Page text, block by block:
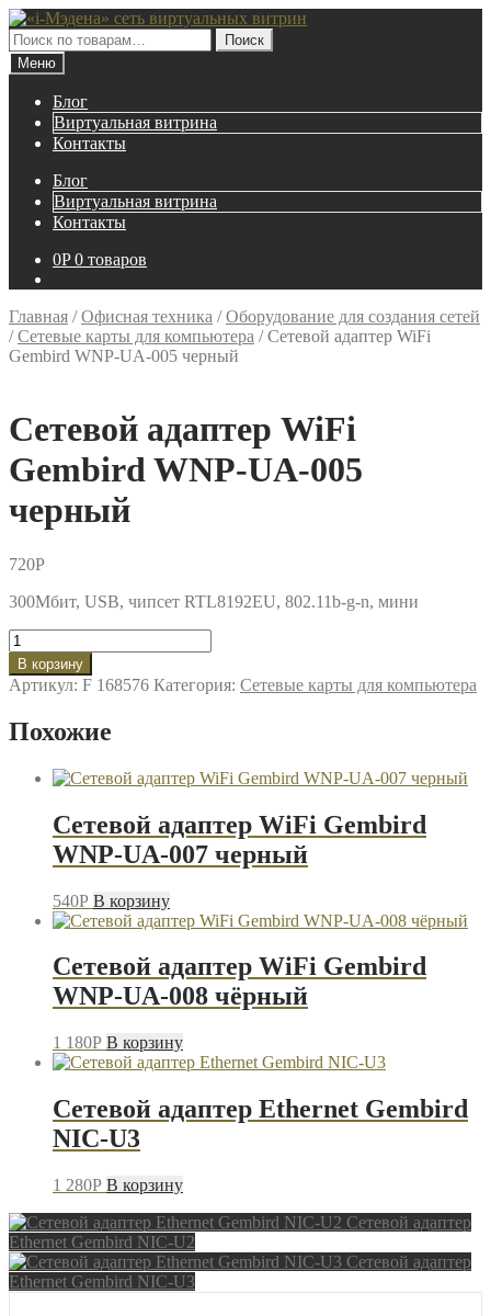
Перейти
к
навигации
Перейти
к
содержимому
Искать:
Поиск
Меню
Блог
Виртуальная витрина
Контакты
Блог
Виртуальная витрина
Контакты
0P 0 товаров
Главная /Офисная техника /Оборудование для создания сетей
/Сетевые карты для компьютера /Сетевой адаптер WiFi
Gembird WNP-UA-005 черный
Сетевой адаптер WiFi
Gembird WNP-UA-005
черный
720P
300Мбит, USB, чипсет RTL8192EU, 802.11b-g-n, мини
Количество
товара
Сетевой
адаптер
Gembird
UA-
черный
В корзину
Артикул: F 168576 Категория: Сетевые карты для компьютера
Похожие
Сетевой адаптер WiFi Gembird
WNP-UA-007 черный
540P В корзину
Сетевой адаптер WiFi Gembird
WNP-UA-008 чёрный
1 180P В корзину
Сетевой адаптер Ethernet Gembird
NIC-U3
1 280P В корзину
Сетевой адаптер
Ethernet Gembird NIC-U2
Сетевой адаптер
Ethernet Gembird NIC-U3